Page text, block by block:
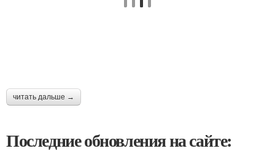
читать дальше →
Последние обновления на сайте: